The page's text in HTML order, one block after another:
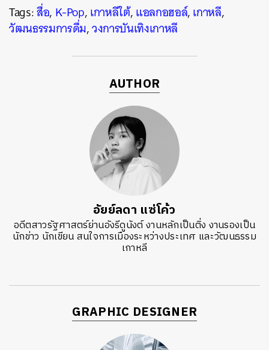
Tags:สื่อ, K-Pop,เกาหลีใต้,แอลกอฮอล์,เกาหลี,
วัฒนธรรมการดื่ม,วงการบันเทิงเกาหลี
AUTHOR
อัยย์ลดา แซ่โค้ว
อดีตสาวรัฐศาสตร์ย่านอังรีดูนังต์ งานหลักเป็นติ่ง งานรองเป็น
นักข่าว นักเขียน สนใจการเมืองระหว่างประเทศ และวัฒนธรรม
เกาหลี
GRAPHIC DESIGNER